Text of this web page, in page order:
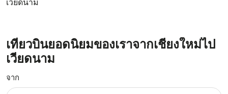
เวียดนาม
เที่ยวบินยอดนิยมของเราจากเชียงใหม่ไป
เวียดนาม
จาก